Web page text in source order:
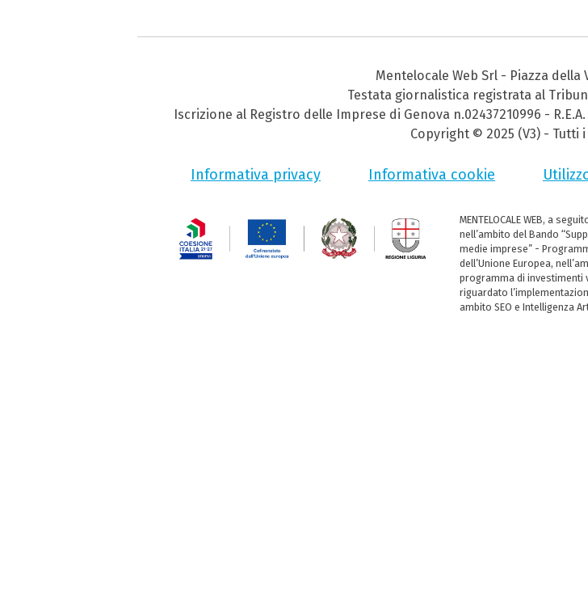
Mentelocale Web Srl - Piazza
Testata giornalistica registrata al
Iscrizione al Registro delle Imprese di Genova n.02437210996 -
Copyright © 2025 (V3) - Tutti
Informativa privacy Informativa cookie
MENTELOCALE WEB, a
nell’ambito del Bando
medie imprese” -
dell’Unione Europea,
programma di investimenti
riguardato
ambito SEO e Intelligenza